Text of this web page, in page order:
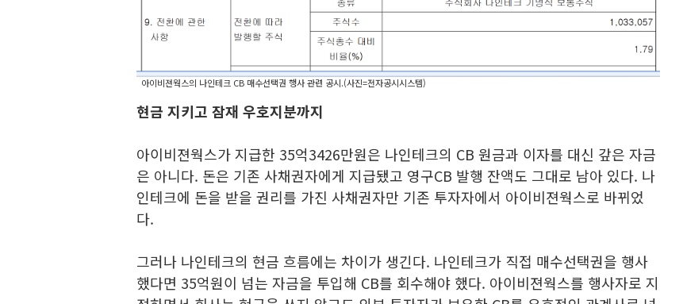
아이비젼웍스의 나인테크 CB 매수선택권 행사 관련 공시.(사진=전자공시시스템)
현금 지키고 잠재 우호지분까지
아이비젼웍스가 지급한 35억3426만원은 나인테크의 CB 원금과 이자를 대신 갚은 자금
은 아니다. 돈은 기존 사채권자에게 지급됐고 영구CB 발행 잔액도 그대로 남아 있다. 나
인테크에 돈을 받을 권리를 가진 사채권자만 기존 투자자에서 아이비젼웍스로 바뀌었
다.
그러나 나인테크의 현금 흐름에는 차이가 생긴다. 나인테크가 직접 매수선택권을 행사
했다면 35억원이 넘는 자금을 투입해 CB를 회수해야 했다. 아이비젼웍스를 행사자로 지